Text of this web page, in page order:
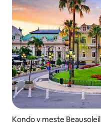
Kondo v meste Beausoleil